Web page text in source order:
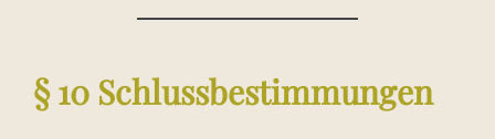
§ 10 Schlussbestimmungen